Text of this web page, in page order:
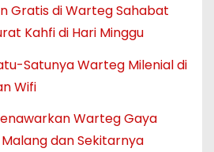
Gratis di Warteg Sahabat
Kahfi di Hari Minggu
Satunya Warteg Milenial di
Wifi
Warteg Gaya
dan Sekitarnya